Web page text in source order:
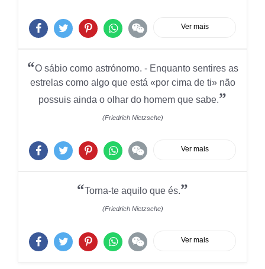
Ver mais
“O sábio como astrónomo. - Enquanto sentires as
estrelas como algo que está «por cima de ti» não
possuis ainda o olhar do homem que sabe.”
(Friedrich Nietzsche)
Ver mais
“Torna-te aquilo que és.”
(Friedrich Nietzsche)
Ver mais